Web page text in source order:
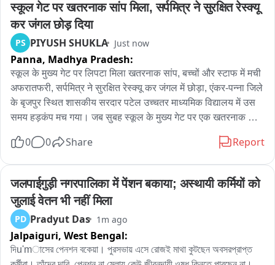
स्कूल गेट पर खतरनाक सांप मिला, सर्पमित्र ने सुरक्षित रेस्क्यू
कर जंगल छोड़ दिया
PS PIYUSH SHUKLA Just now
Panna, Madhya Pradesh:
स्कूल के मुख्य गेट पर लिपटा मिला खतरनाक सांप, बच्चों और स्टाफ में मची
अफरातफरी, सर्पमित्र ने सुरक्षित रेस्क्यू कर जंगल में छोड़ा, एंकर-पन्ना जिले
के बृजपुर स्थित शासकीय सरदार पटेल उच्चतर माध्यमिक विद्यालय में उस
समय हड़कंप मच गया। जब सुबह स्कूल के मुख्य गेट पर एक खतरनाक सांप
पड़ी उन्होंने तत्काल स्टाफ और बच्चों को सतर्क किया। देखेते ही देखते मौके
मौके पर पहुंचे और सूझबूझ के साथ गेट से सांप का सुरक्षित रेस्क्यू किया।
इसके बाद सांप को जंगल में छोड़ दिया गया। समय रहते रेस्क्यू होने से एक
हादसा टल गया।
0 0 Share Report
जलपाईगुड़ी नगरपालिका में पेंशन बकाया; अस्थायी कर्मियों को
जुलाई वेतन भी नहीं मिला
PD Pradyut Das 1m ago
Jalpaiguri, West Bengal:
দিu'mাসের পেনশন বকেয়া। পুরসভায় এসে রোজই মাথা কুটছেন অবসরপ্রাপ্ত